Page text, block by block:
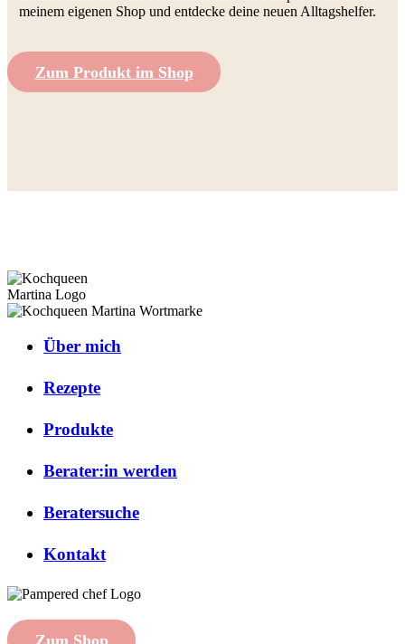
meinem eigenen Shop und entdecke deine neuen Alltagshelfer.
Zum Produkt im Shop
Über mich
Rezepte
Produkte
Berater:in werden
Beratersuche
Kontakt
Zum Shop